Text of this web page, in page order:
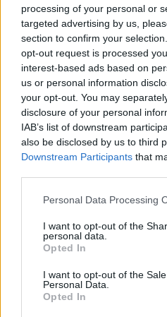
processing of your personal or
targeted advertising by us,
section to confirm your
opt-out request is processed
interest-based ads based on
us or personal information
your opt-out. You may
disclosure of your personal
IAB’s list of downstream
also be disclosed by us to third
Downstream Participants that
Personal Data Processing
I want to opt-out of the
personal data.
Opted In
I want to opt-out of the
Personal Data.
Opted In
Arrendar casa no Alentejo está
aumentaram 15,4% em julho, em...